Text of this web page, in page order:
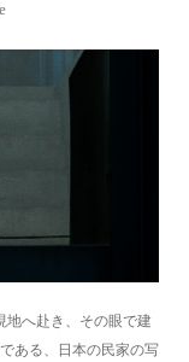
地へ赴き、その眼で建
ある、日本の民家の写